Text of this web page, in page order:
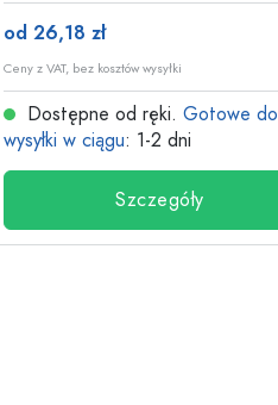
od 26,18 zł
Ceny z VAT, bez kosztów wysyłki
Dostępne od ręki. Gotowe do
wysyłki w ciągu: 1-2 dni
Szczegóły